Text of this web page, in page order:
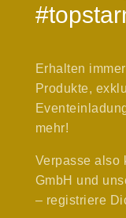
Erhalten
Produkte,
mehr!
Verpasse also
GmbH und
– registriere